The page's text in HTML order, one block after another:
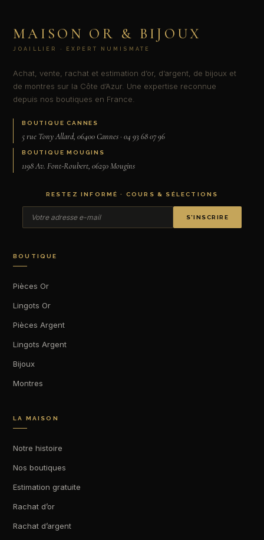
MAISON OR & BIJOUX
JOAILLIER · EXPERT NUMISMATE
Achat, vente, rachat et estimation d’or, d’argent, de bijoux et
de montres sur la Côte d’Azur. Une expertise reconnue
depuis nos boutiques en France.
BOUTIQUE CANNES
5 rue Tony Allard, 06400 Cannes · 04 93 68 07 96
BOUTIQUE MOUGINS
1198 Av. Font-Roubert, 06250 Mougins
RESTEZ INFORMÉ · COURS & SÉLECTIONS
S’INSCRIRE
BOUTIQUE
Pièces Or
Lingots Or
Pièces Argent
Lingots Argent
Bijoux
Montres
LA MAISON
Notre histoire
Nos boutiques
Estimation gratuite
Rachat d’or
Rachat d’argent